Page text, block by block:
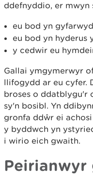
ddefnyddio, er mwyn
eu bod yn
eu bod yn hyderus
y cedwir eu
Gallai ymgymerwyr
llifogydd ar eu cyfer.
broses o ddatblygu'r
sy'n bosibl. Yn
gronfa ddŵr ei
y byddwch yn
i wirio eich gwaith.